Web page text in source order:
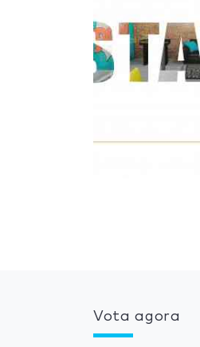
Vota agora